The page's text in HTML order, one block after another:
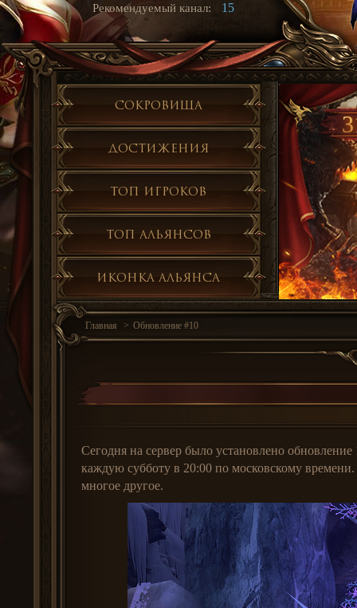
Рекомендуемый канал: 15
Сокровища
Достижения
Топ игроков
Топ альянсов
Иконка альянса
Главная Обновление #10
Сегодня на сервер было установлено
каждую субботу в 20:00 по московскому
многое другое.